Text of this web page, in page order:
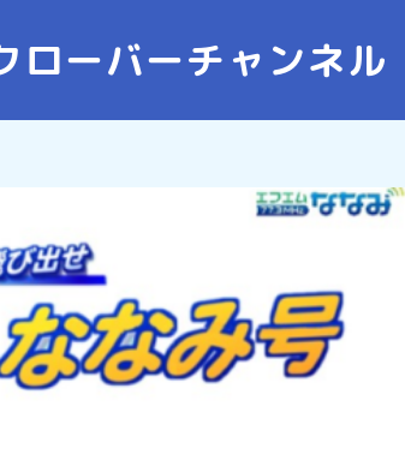
ローバーチャンネル